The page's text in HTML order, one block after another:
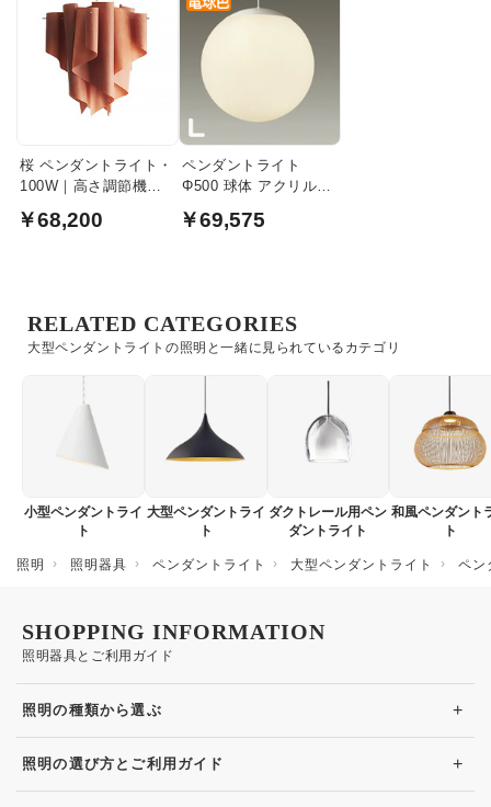
桜 ペンダントライト・
100W｜高さ調節機能
￥68,200
ペンダントライト
Φ500 球体 アクリル
向け
￥69,575
大型ペンダントライトの照明と一緒に見られているカテゴリ
RELATED CATEGORIES
小型ペンダントライ
ト
大型ペンダントライ
ト
ダクトレール用ペン
ダントライト
和風ペンダント
ト
照明 照明器具 ペンダントライト 大型ペンダントライト ペン
照明器具とご利用ガイド
SHOPPING INFORMATION
照明の種類から選ぶ +
照明の選び方とご利用ガイド +